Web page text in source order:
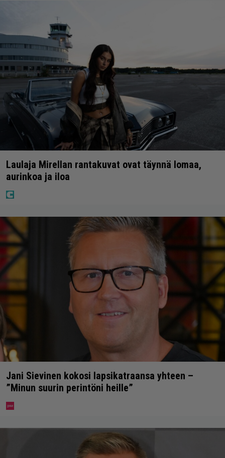
Laulaja Mirellan rantakuvat ovat täynnä lomaa,
aurinkoa ja iloa
Jani Sievinen kokosi lapsikatraansa yhteen –
”Minun suurin perintöni heille”